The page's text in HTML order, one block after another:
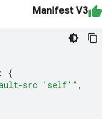
Manifest V3
:
{
src 'self'" ,